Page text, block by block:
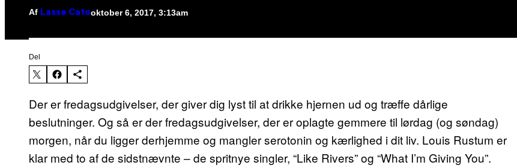
Af Lasse Catooktober 6, 2017, 3:13am
Del
Der er fredagsudgivelser, der giver dig lyst til at drikke hjernen ud og træffe dårlige
beslutninger. Og så er der fredagsudgivelser, der er oplagte gemmere til lørdag (og søndag)
morgen, når du ligger derhjemme og mangler serotonin og kærlighed i dit liv. Louis Rustum er
klar med to af de sidstnævnte – de spritnye singler, “Like Rivers” og “What I’m Giving You”.